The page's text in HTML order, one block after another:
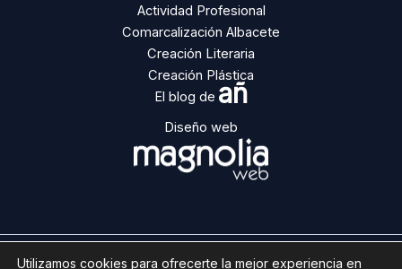
Actividad Profesional
Comarcalización Albacete
Creación Literaria
Creación Plástica
El blog de añ
Diseño web
Copyright © 2026 | Ángel Ñacle
Utilizamos cookies para ofrecerte la mejor experiencia en